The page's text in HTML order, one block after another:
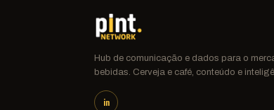
Hub de comunicação e dados para o
bebidas. Cerveja e café, conteúdo e
in